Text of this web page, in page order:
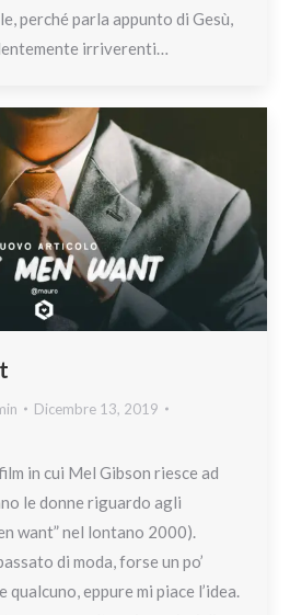
perché parla appunto di Gesù,
irriverenti…
Dicembre 13, 2019
in cui Mel Gibson riesce ad
le donne riguardo agli
want” nel lontano 2000).
di moda, forse un po’
eppure mi piace l’idea.